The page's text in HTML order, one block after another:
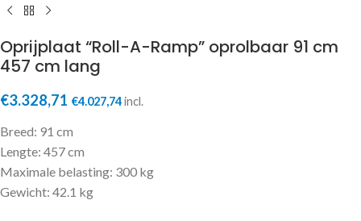
Oprijplaat “Roll-A-Ramp” oprolbaar 91 cm
457 cm lang
€3.328,71 €4.027,74incl.
Breed: 91 cm
Lengte: 457 cm
Maximale belasting: 300 kg
Gewicht: 42.1 kg